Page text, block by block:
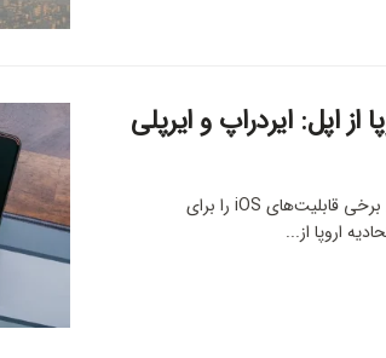
اپل: ایردراپ و ایرپلی
مقررات اتحادیه اروپا تاکنون باعث شده اپل برخی قابلیت‌های iOS را برای
اروپا از...